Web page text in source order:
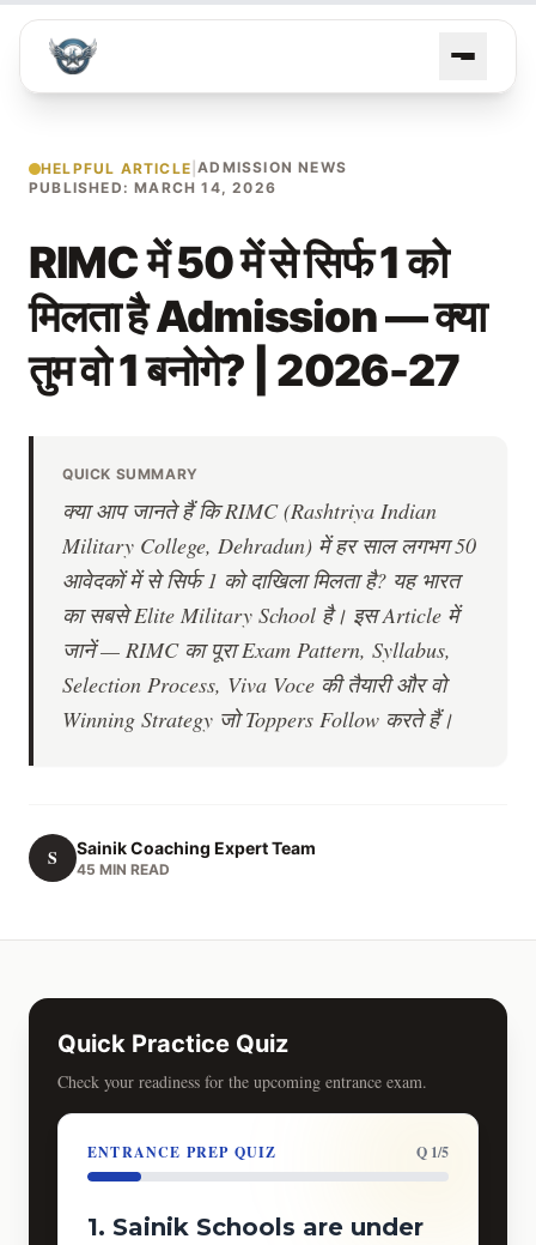
HELPFUL ARTICLE |ADMISSION NEWS
PUBLISHED: MARCH 14, 2026
RIMC में 50 में से सिर्फ 1 को
मिलता है Admission — क्या
तुम वो 1 बनोगे? | 2026-27
QUICK SUMMARY
क्या आप जानते हैं कि RIMC (Rashtriya Indian
Military College, Dehradun) में हर साल लगभग 50
आवेदकों में से सिर्फ 1 को दाखिला मिलता है? यह भारत
का सबसे Elite Military School है। इस Article में
जानें — RIMC का पूरा Exam Pattern, Syllabus,
Selection Process, Viva Voce की तैयारी और वो
Winning Strategy जो Toppers Follow करते हैं।
S Sainik Coaching Expert Team
45 MIN READ
Quick Practice Quiz
Check your readiness for the upcoming entrance exam.
ENTRANCE PREP QUIZ Q 1/5
1. Sainik Schools are under